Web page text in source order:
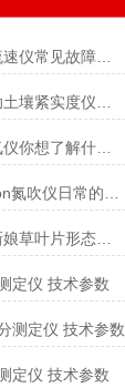
定仪 技术参数
测定仪 技术参数
定仪 技术参数